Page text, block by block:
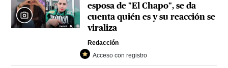
esposa de "El Chapo", se da
cuenta quién es y su reacción se
viraliza
Redacción
Acceso con registro